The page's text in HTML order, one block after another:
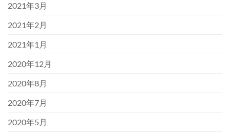
2021年3月
2021年2月
2021年1月
2020年12月
2020年8月
2020年7月
2020年5月